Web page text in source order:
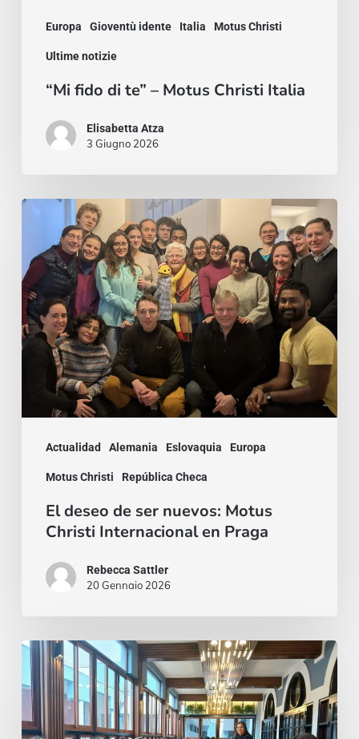
Europa Gioventù idente Italia Motus Christi
Ultime notizie
“Mi fido di te” – Motus Christi Italia
Elisabetta Atza
3 Giugno 2026
Actualidad Alemania Eslovaquia Europa
Motus Christi República Checa
de
ser
nuevos:
Motus
Christi
Internacional
en
Praga
El deseo de ser nuevos: Motus
Christi Internacional en Praga
Rebecca Sattler
20 Gennaio 2026
Jóvenes
universitarios
redescubren
el